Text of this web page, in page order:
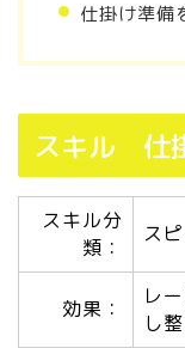
仕掛け準備
スキル 仕
スキル分
類：
ス
効果：
レ
し